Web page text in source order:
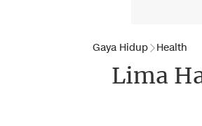
Gaya Hidup Health
Lima